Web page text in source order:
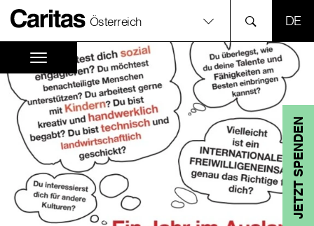
Österreich
JETZT SPENDEN